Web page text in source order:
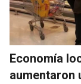
Economía
aumentaron